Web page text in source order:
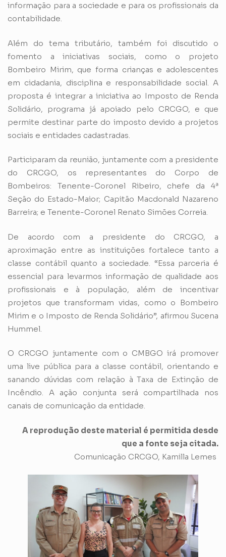
informação para a sociedade e para os profissionais da
contabilidade.
Além do tema tributário, também foi discutido o
fomento a iniciativas sociais, como o projeto
Bombeiro Mirim, que forma crianças e adolescentes
em cidadania, disciplina e responsabilidade social. A
proposta é integrar a iniciativa ao Imposto de Renda
Solidário, programa já apoiado pelo CRCGO, e que
permite destinar parte do imposto devido a projetos
sociais e entidades cadastradas.
Participaram da reunião, juntamente com a presidente
do CRCGO, os representantes do Corpo de
Bombeiros: Tenente-Coronel Ribeiro, chefe da 4ª
Seção do Estado-Maior; Capitão Macdonald Nazareno
Barreira; e Tenente-Coronel Renato Simões Correia.
De acordo com a presidente do CRCGO, a
aproximação entre as instituições fortalece tanto a
classe contábil quanto a sociedade. “Essa parceria é
essencial para levarmos informação de qualidade aos
profissionais e à população, além de incentivar
projetos que transformam vidas, como o Bombeiro
Mirim e o Imposto de Renda Solidário”, afirmou Sucena
Hummel.
O CRCGO juntamente com o CMBGO irá promover
uma live pública para a classe contábil, orientando e
sanando dúvidas com relação à Taxa de Extinção de
Incêndio. A ação conjunta será compartilhada nos
canais de comunicação da entidade.
A reprodução deste material é permitida desde
que a fonte seja citada.
Comunicação CRCGO, Kamilla Lemes